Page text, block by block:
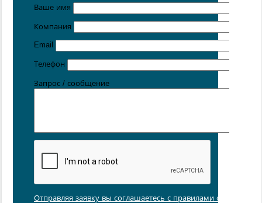
расположенных в
Хабаровске,Ростове-на-Дону,Екатеринбурге,
Симферополе, Новосибирске.
Ваше имя
Компания
Email
Телефон
Запрос / сообщение
Отправляя заявку вы соглашаетесь с правилами обработки